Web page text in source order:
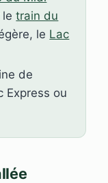
letrain du
le Lac
de
Express ou